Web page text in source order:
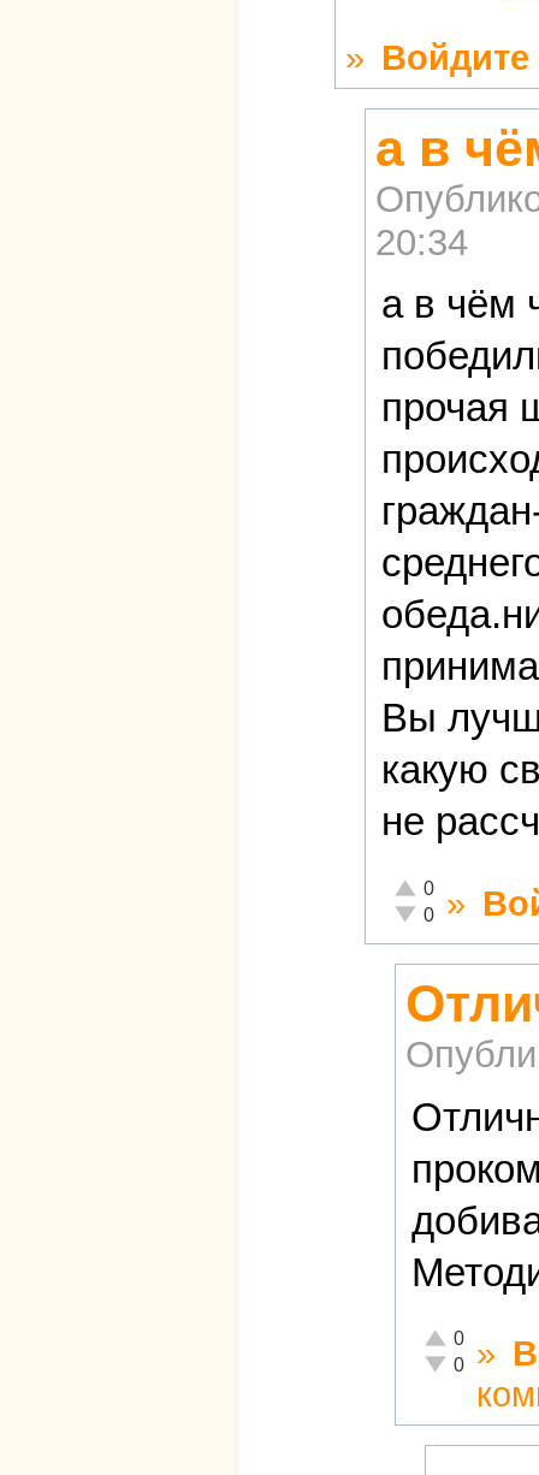
» Войдите
а в
20:34
а в чём
прочая
Вы
какую
не
Отлично!
0
Неадекватно!
0 »
Отлично!
0
Неадекватно!
0 »